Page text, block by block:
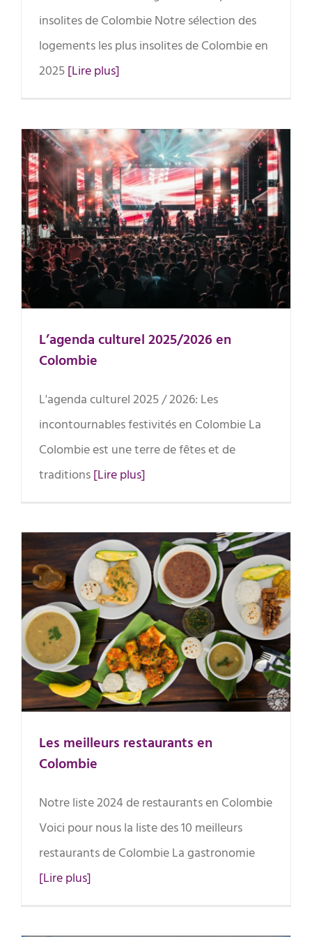
insolites de Colombie Notre sélection des
logements les plus insolites de Colombie en
2025 [Lire plus]
L’agenda culturel 2025/2026 en
Colombie
L’agenda culturel 2025/2026 en
Colombie
L'agenda culturel 2025 / 2026: Les
incontournables festivités en Colombie La
Colombie est une terre de fêtes et de
traditions [Lire plus]
Les meilleurs restaurants en
Colombie
Les meilleurs restaurants en
Colombie
Notre liste 2024 de restaurants en Colombie
Voici pour nous la liste des 10 meilleurs
restaurants de Colombie La gastronomie
[Lire plus]